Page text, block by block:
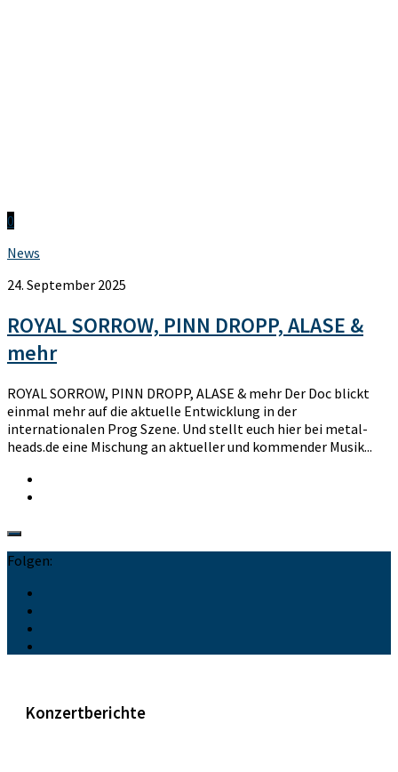
0
News
24. September 2025
ROYAL SORROW, PINN DROPP, ALASE &
mehr
ROYAL SORROW, PINN DROPP, ALASE & mehr Der Doc blickt
einmal mehr auf die aktuelle Entwicklung in der
internationalen Prog Szene. Und stellt euch hier bei metal-
heads.de eine Mischung an aktueller und kommender Musik...
Folgen:
Konzertberichte